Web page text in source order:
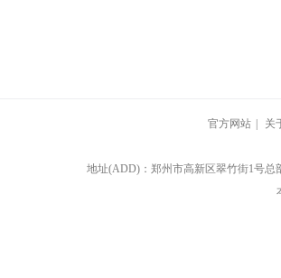
官方网站 关
地址(ADD)：郑州市高新区翠竹街1号